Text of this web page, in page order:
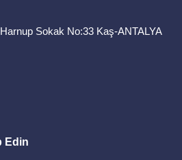
Sokak No:33 Kaş-ANTALYA
Edin